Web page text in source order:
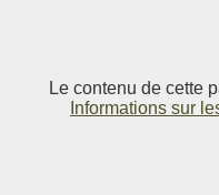
Le contenu de cette
Informations sur